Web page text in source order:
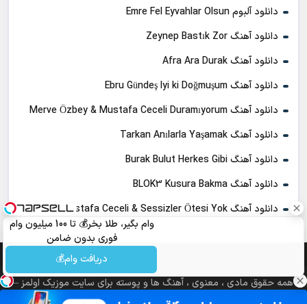
وام بگیر، طلا بخر💰 تا 100 میلیون وام
فوری بدون ضامن
دریافت وام💰
دانلود آلبوم Emre Fel Eyvahlar Olsun
دانلود آهنگ Zeynep Bastık Zor
دانلود آهنگ Afra Ara Durak
دانلود آهنگ Ebru Gündeş Iyi ki Doğmuşum
دانلود آهنگ Merve Özbey & Mustafa Ceceli Duramıyorum
دانلود آهنگ Tarkan Anılarla Yaşamak
دانلود آهنگ Burak Bulut Herkes Gibi
دانلود آهنگ BLOK3 Kusura Bakma
دانلود آهنگ Mustafa Ceceli & Sessizler Ötesi Yok
همه حقوق مادی ، معنوی ، آهنگ ها و پوسته برای سایت موزیک اولمز –
مرجع دانلود ترانه های ترکی محفوظ می باشد.